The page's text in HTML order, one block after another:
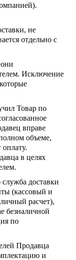
не
отдельно с
Исключение
Товар по
вправе
объеме,
в целях
доставки
(кассовый и
расчет),
безналичной
по
Продавца
и